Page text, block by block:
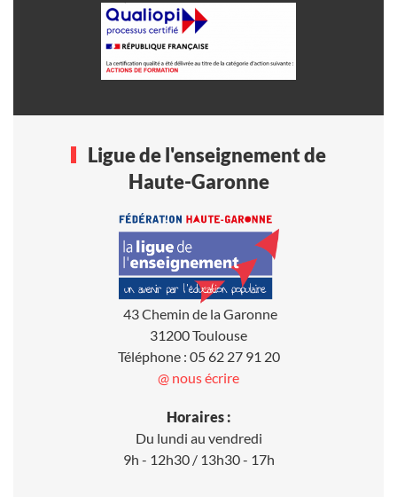
Ligue de l'enseignement de
Haute-Garonne
43 Chemin de la Garonne
31200 Toulouse
Téléphone : 05 62 27 91 20
@ nous écrire
Horaires :
Du lundi au vendredi
9h - 12h30 / 13h30 - 17h